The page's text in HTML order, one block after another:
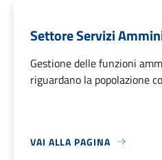
Settore Servizi
Gestione delle funzioni
riguardano la popolazione
VAI ALLA PAGINA